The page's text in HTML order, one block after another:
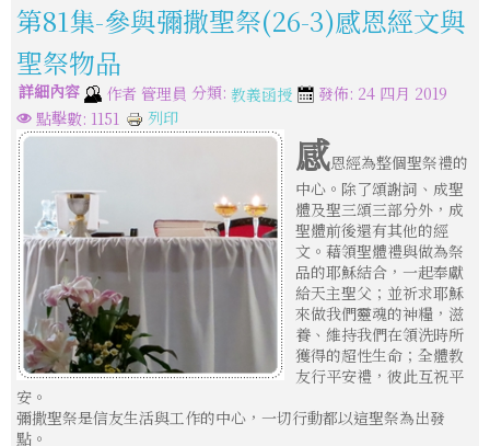
第81集-參與彌撒聖祭(26-3)感恩經文與
聖祭物品
詳細內容 作者 管理員 分類: 教義函授
發佈: 24 四月 2019
點擊數: 1151
列印
感恩經為整個聖祭禮的
中心。除了頌謝詞、成聖
體及聖三頌三部分外，成
聖體前後還有其他的經
文。藉領聖體禮與做為祭
品的耶穌結合，一起奉獻
給天主聖父；並祈求耶穌
來做我們靈魂的神糧，滋
養、維持我們在領洗時所
獲得的超性生命；全體教
友行平安禮，彼此互祝平
安。
彌撒聖祭是信友生活與工作的中心，一切行動都以這聖祭為出發
點。